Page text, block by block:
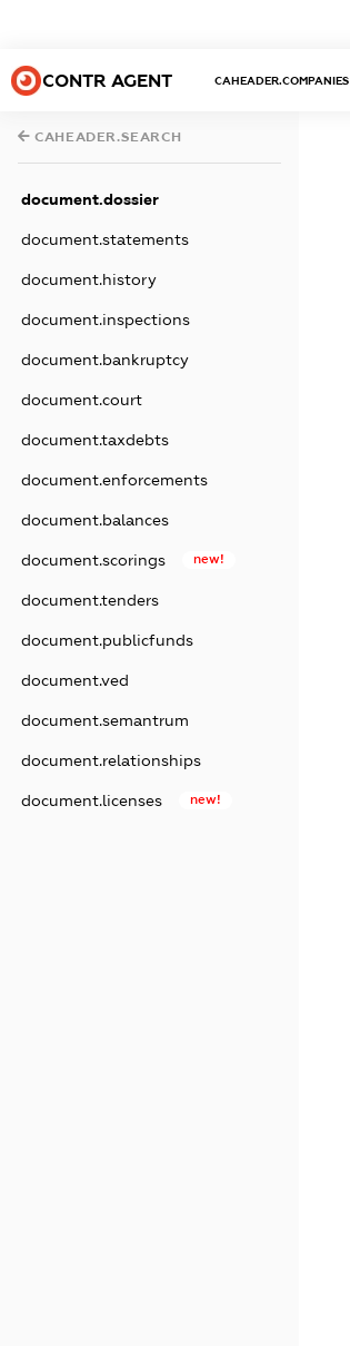
CONTR AGENT CAHEADER.COMPANIES
CAHEADER.SEARCH
document.dossier
document.statements
document.history
document.inspections
document.bankruptcy
document.court
document.taxdebts
document.enforcements
document.balances
document.scorings new!
document.tenders
document.publicfunds
document.ved
document.semantrum
document.relationships
document.licenses new!